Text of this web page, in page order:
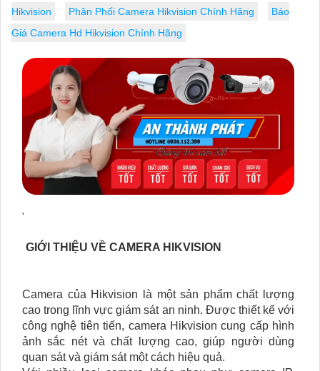
Hikvision
Phân Phối Camera Hikvision Chính Hãng
Báo
Giá Camera Hd Hikvision Chính Hãng
'
GIỚI THIỆU VỀ CAMERA HIKVISION
Camera của Hikvision là một sản phẩm chất lượng
cao trong lĩnh vực giám sát an ninh. Được thiết kế với
công nghệ tiên tiến, camera Hikvision cung cấp hình
ảnh sắc nét và chất lượng cao, giúp người dùng
quan sát và giám sát một cách hiệu quả.